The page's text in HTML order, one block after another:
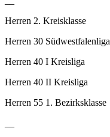
Herren 2. Kreisklasse
Herren 30 Südwestfalenliga
Herren 40 I Kreisliga
Herren 40 II Kreisliga
Herren 55 1. Bezirksklasse